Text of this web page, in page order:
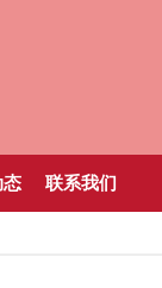
态 联系我们